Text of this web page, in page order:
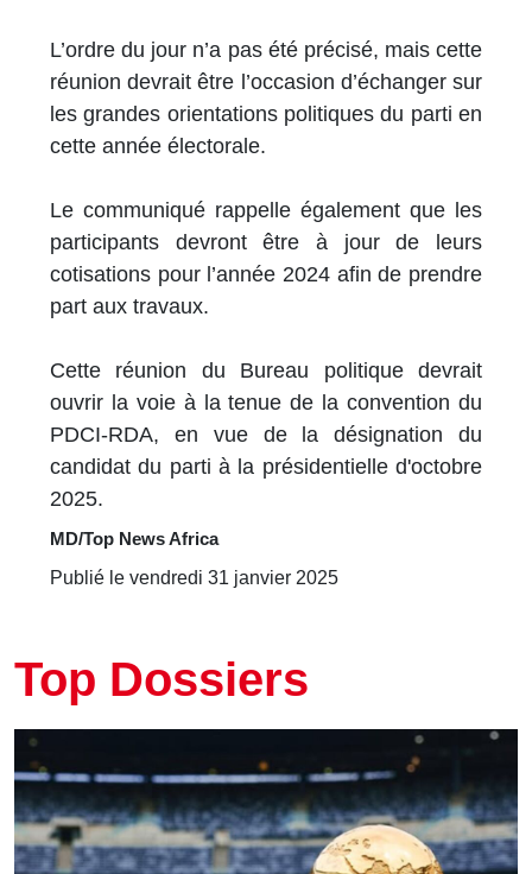
L’ordre du jour n’a pas été précisé, mais cette
réunion devrait être l’occasion d’échanger sur
les grandes orientations politiques du parti en
cette année électorale.
Le communiqué rappelle également que les
participants devront être à jour de leurs
cotisations pour l’année 2024 afin de prendre
part aux travaux.
Cette réunion du Bureau politique devrait
ouvrir la voie à la tenue de la convention du
PDCI-RDA, en vue de la désignation du
candidat du parti à la présidentielle d'octobre
2025.
MD/Top News Africa
Publié le vendredi 31 janvier 2025
Top Dossiers